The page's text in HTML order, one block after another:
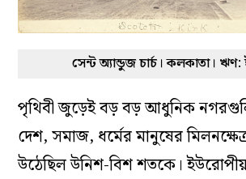
সেন্ট অ্যান্ডুজ চার্চ। কলকাতা। ঋণ:
পৃথিবী জুড়েই বড় বড় আধুনিক নগরগুলি
দেশ, সমাজ, ধর্মের মানুষের
উঠেছিল উনিশ-বিশ শতকে। ইউরোপীয়